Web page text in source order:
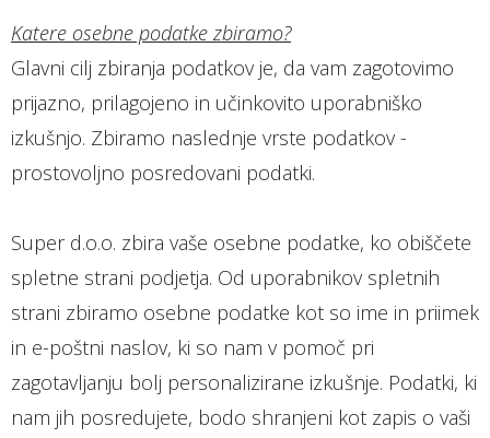
Katere osebne podatke zbiramo?
Glavni cilj zbiranja podatkov je, da vam zagotovimo
prijazno, prilagojeno in učinkovito uporabniško
izkušnjo. Zbiramo naslednje vrste podatkov -
prostovoljno posredovani podatki.
Super d.o.o. zbira vaše osebne podatke, ko obiščete
spletne strani podjetja. Od uporabnikov spletnih
strani zbiramo osebne podatke kot so ime in priimek
in e-poštni naslov, ki so nam v pomoč pri
zagotavljanju bolj personalizirane izkušnje. Podatki, ki
nam jih posredujete, bodo shranjeni kot zapis o vaši